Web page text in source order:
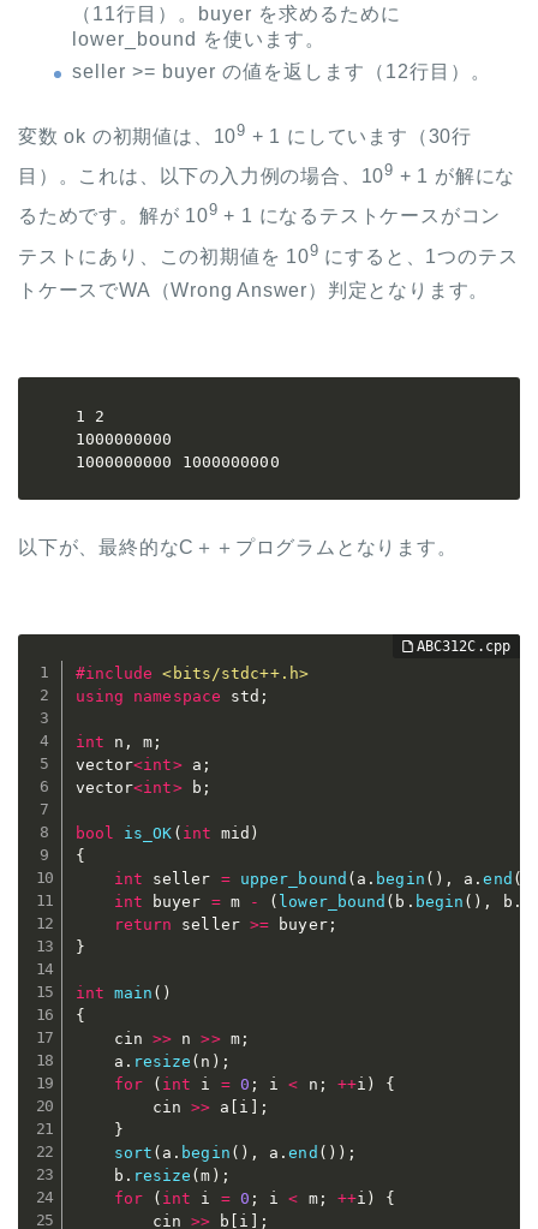
（11行目）。buyer を求めるために
lower_bound を使います。
seller >= buyer の値を返します（12行目）。
変数 ok の初期値は、109 + 1 にしています（30行
目）。これは、以下の入力例の場合、109 + 1 が解にな
るためです。解が 109 + 1 になるテストケースがコン
テストにあり、この初期値を 109 にすると、1つのテス
トケースでWA（Wrong Answer）判定となります。
1 2
1000000000
1000000000 1000000000
以下が、最終的なC＋＋プログラムとなります。
#include
<bits/stdc++.h>
using
namespace std ;
int n , m ;
vector<int> a ;
vector<int> b ;
bool is_OK ( int mid )
{
int seller = upper_bound ( a . begin ( ) , a .end (
int buyer = m - ( lower_bound ( b . begin ( ) , b .
return seller >= buyer;
}
int main ( )
{
	cin
>> n >> m;
	a
. resize ( n ) ;
for
( int i = 0 ; i < n ; ++i )
{
		cin
>> a i
;
}
sort ( a . begin ( ) , a .end ( ) ) ;
	b
. resize (m ) ;
for
( int i = 0 ; i < m; ++i )
{
		cin
>> b i ;